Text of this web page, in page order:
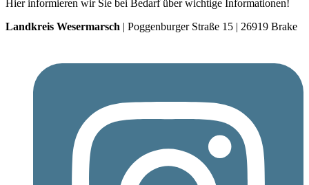
Hier informieren wir Sie bei Bedarf über wichtige Informationen!
Landkreis Wesermarsch | Poggenburger Straße 15 | 26919 Brake